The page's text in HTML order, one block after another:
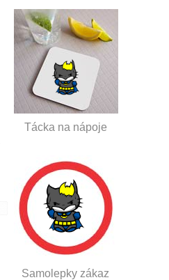
Tácka na nápoje
Samolepky zákaz